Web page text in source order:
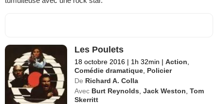
Les Poulets
18 octobre 2016 | 1h 32min | Action
Comédie dramatique Policier
De Richard A. Colla
Avec Burt Reynolds ,Jack Weston ,Tom
Skerritt